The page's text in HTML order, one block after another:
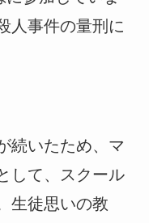
人事件の量刑に
続いたため、マ
して、スクール
生徒思いの教